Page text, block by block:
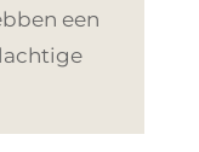
een